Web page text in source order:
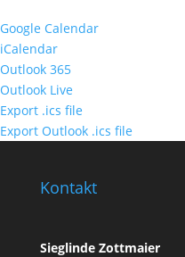
Google Calendar
iCalendar
Outlook 365
Outlook Live
Export .ics file
Export Outlook .ics file
Kontakt
Sieglinde Zottmaier